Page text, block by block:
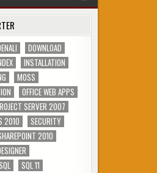
DOWNLOAD
INSTALLATION
MOSS
OFFICE WEB APPS
SERVER 2007
2010
SECURITY
2010
SQL 11